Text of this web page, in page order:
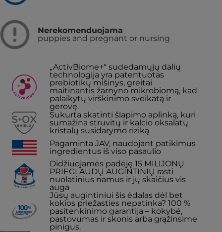
Nerekomenduojama
puppies and pregnant or nursing
„ActivBiome+“ sudedamųjų dalių
technologija yra patentuotas
prebiotikų mišinys, greitai
maitinantis žarnyno mikrobiomą, kad
palaikytų virškinimo sveikatą ir
gerovę.
Sukurta skatinti šlapimo aplinką, kuri
sumažina struvitų ir kalcio oksalatų
kristalų susidarymo riziką
Pagaminta JAV, naudojant patikimus
ingredientus iš viso pasaulio
Didžiuojamės padėję 15 MILIJONŲ
PRIEGLAUDŲ AUGINTINIŲ rasti
nuolatinius namus ir jų skaičius vis
auga
Jūsų augintiniui šis ėdalas dėl bet
kokios priežasties nepatinka? 100 %
pasitenkinimo garantija – kokybė,
pastovumas ir skonis arba grąžinsime
pinigus.